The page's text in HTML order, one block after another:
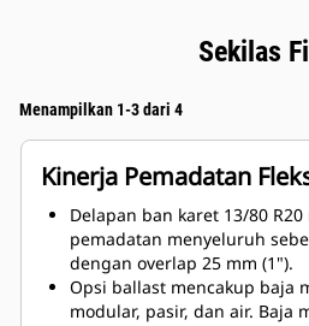
Sekilas
Menampilkan 1-3 dari 4
Kinerja Pemadatan
Delapan ban karet 13/80
pemadatan menyeluruh
dengan overlap 25 mm (1").
Opsi ballast mencakup baja
modular, pasir, dan air. Baja